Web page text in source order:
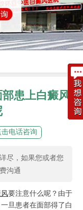
患上白癜风
击电话咨询
尽，如果您或者您
沟通
要注意什么呢？由于
旦患者在面部得了白